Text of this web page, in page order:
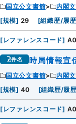
国立公文書館 内閣
[規模] 29 [組織歴/履歴
[レファレンスコード]
件名 時局情報宣
国立公文書館 内閣
[規模] 40 [組織歴/履歴
[レファレンスコード]